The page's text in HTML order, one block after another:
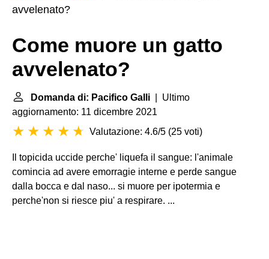
avvelenato?
Come muore un gatto
avvelenato?
Domanda di: Pacifico Galli | Ultimo
aggiornamento: 11 dicembre 2021
Valutazione: 4.6/5 (25 voti)
Il topicida uccide perche' liquefa il sangue: l'animale
comincia ad avere emorragie interne e perde sangue
dalla bocca e dal naso... si muore per ipotermia e
perche'non si riesce piu' a respirare. ...